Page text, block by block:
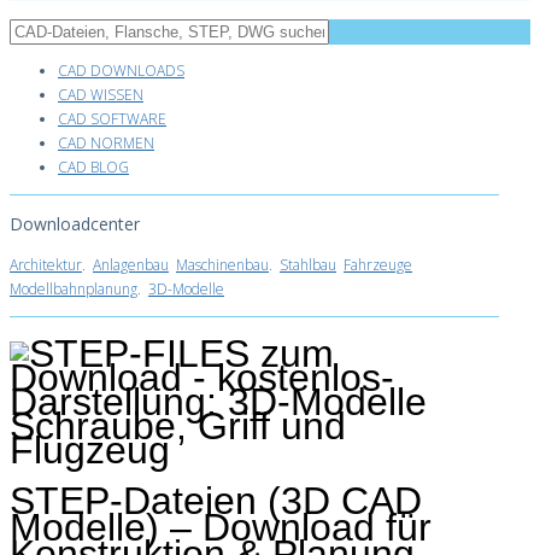
CAD DOWNLOADS
CAD WISSEN
CAD SOFTWARE
CAD NORMEN
CAD BLOG
Downloadcenter
Architektur. Anlagenbau Maschinenbau. Stahlbau Fahrzeuge
Modellbahnplanung. 3D-Modelle
STEP-Dateien (3D CAD
Modelle) – Download für